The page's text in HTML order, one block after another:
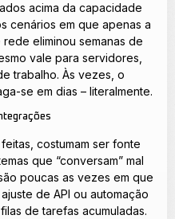
acima da capacidade
cenários em que apenas a
eliminou semanas de
vale para servidores,
trabalho. Às vezes, o
se em dias – literalmente.
costumam ser fonte
que “conversam” mal
poucas as vezes em que
de API ou automação
de tarefas acumuladas.